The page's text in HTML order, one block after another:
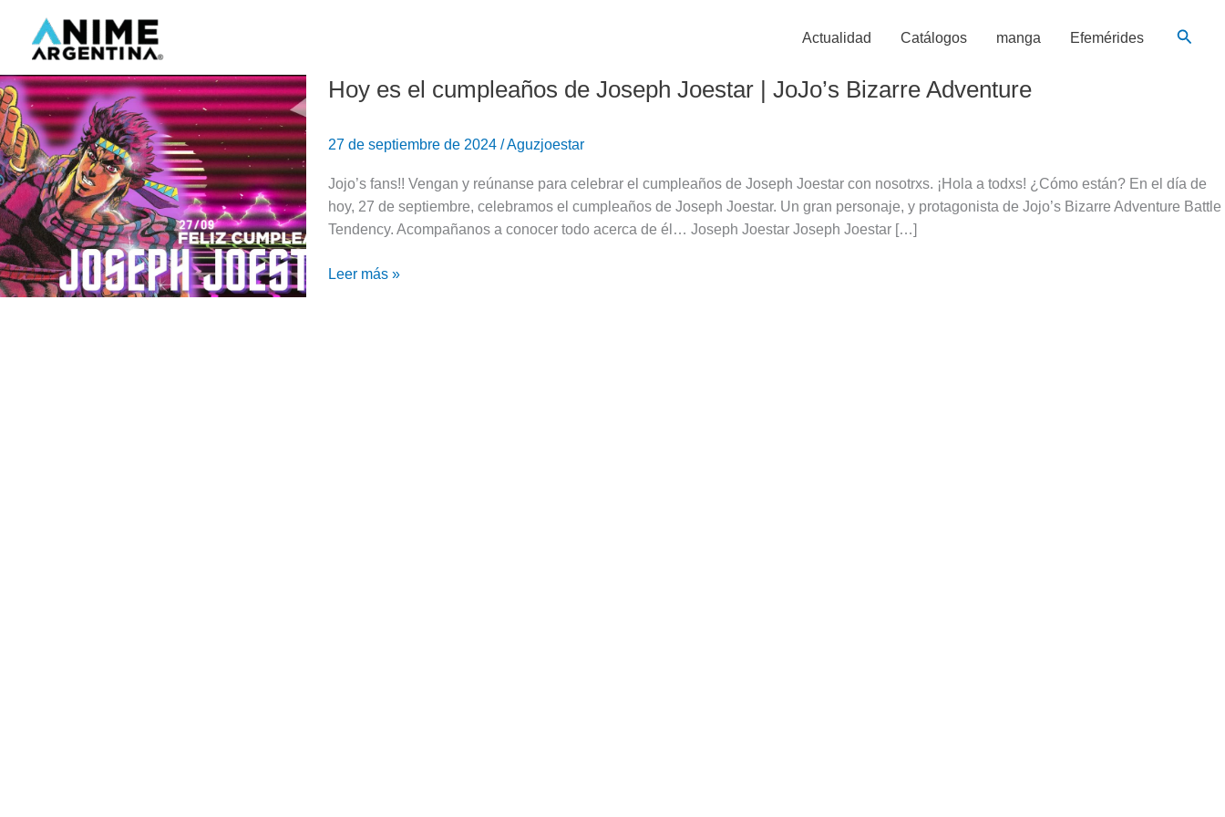
contenido
Actualidad Catálogos manga Efemérides
Hoy es el cumpleaños de Joseph Joestar | JoJo’s Bizarre Adventure
27 de septiembre de 2024 /Aguzjoestar
Jojo’s fans!! Vengan y reúnanse para celebrar el cumpleaños de Joseph Joestar con nosotrxs. ¡Hola a todxs! ¿Cómo están? En el día de
hoy, 27 de septiembre, celebramos el cumpleaños de Joseph Joestar. Un gran personaje, y protagonista de Jojo’s Bizarre Adventure Battle
Tendency. Acompañanos a conocer todo acerca de él… Joseph Joestar Joseph Joestar […]
Hoy
cumpleaños
de
Joseph
Joestar
JoJo’s
Leer más »